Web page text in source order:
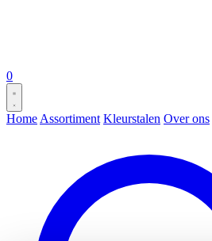
0
Home Assortiment Kleurstalen Over ons